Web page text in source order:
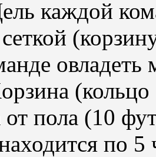
каждой
от пола (10
по 5